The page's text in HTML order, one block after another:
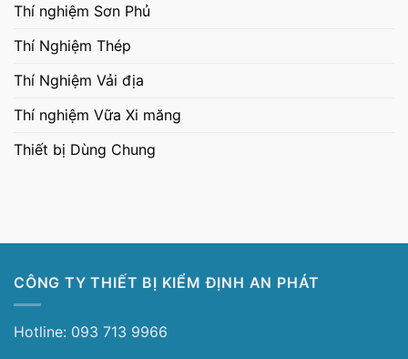
Thí nghiệm Sơn Phủ
Thí Nghiệm Thép
Thí Nghiệm Vải địa
Thí nghiệm Vữa Xi măng
Thiết bị Dùng Chung
CÔNG TY THIẾT BỊ KIỂM ĐỊNH AN PHÁT
Hotline: 093 713 9966